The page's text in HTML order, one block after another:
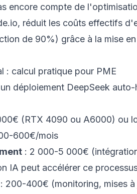
encore compte de
, réduit les coûts effectifs
de 90%) grâce à la mise
: calcul pratique pour PME
déploiement DeepSeek
(RTX 4090 ou A6000) ou
600€/mois
: 2 000-5 000€
IA peut accélérer ce
: 200-400€ (monitoring, mises à